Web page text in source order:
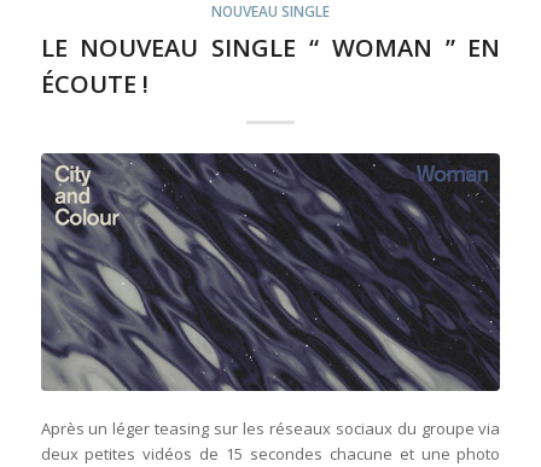
NOUVEAU SINGLE
LE NOUVEAU SINGLE “ WOMAN ” EN
ÉCOUTE !
Après un léger teasing sur les réseaux sociaux du groupe via
deux petites vidéos de 15 secondes chacune et une photo